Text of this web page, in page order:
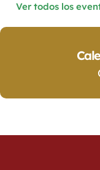
Ver todos los